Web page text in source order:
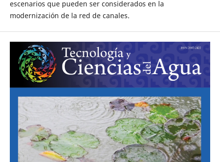
escenarios que pueden ser considerados en la
modernización de la red de canales.